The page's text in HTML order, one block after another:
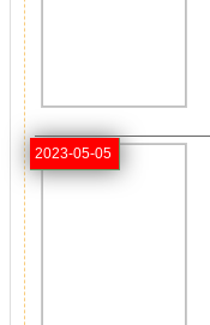
2023-05-05